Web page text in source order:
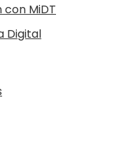
MiDT
Digital